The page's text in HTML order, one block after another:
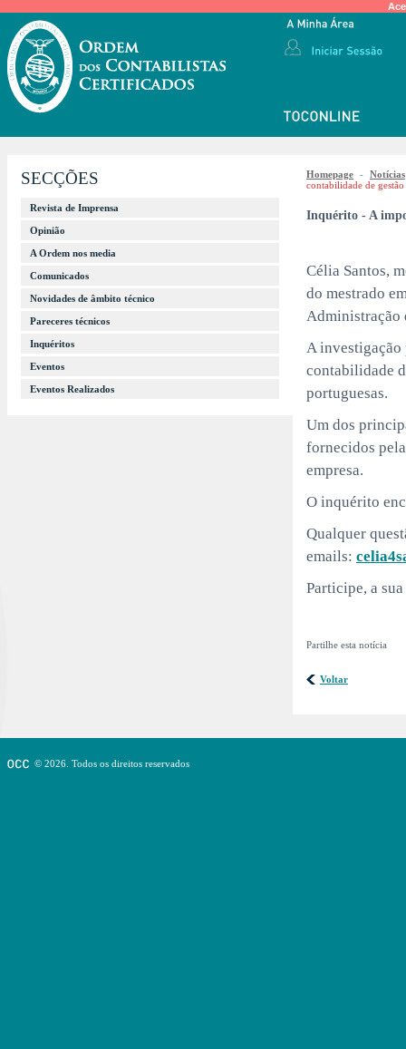
SECÇÕES
Revista de Imprensa
Opinião
A Ordem nos media
Comunicados
Novidades de âmbito técnico
Pareceres técnicos
Inquéritos
Eventos
Eventos Realizados
Homepage - Notícias
contabilidade de gestão
Inquérito - A
Célia Santos,
do mestrado
Administração
A investigação
contabilidade
portuguesas.
Um dos
fornecidos
empresa.
O inquérito
Qualquer
emails:
Participe, a
Partilhe esta notícia
Voltar
© 2026. Todos os direitos reservados